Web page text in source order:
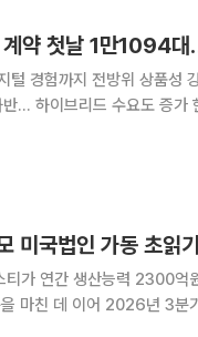
약 첫날 1만1094
털 경험까지 전방위 상품성
도 증가 현대자동차의 준중형 세단 '디 올 뉴
계약 실적을 올렸다고
미국법인 가동 초읽
티가 연간 생산능력 2300억
마친 데 이어 2026년 3분